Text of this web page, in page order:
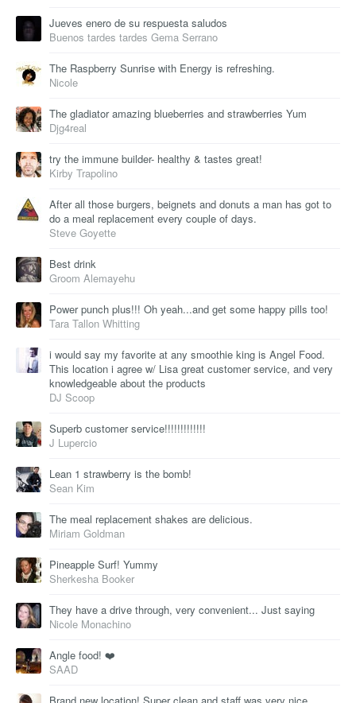
Jueves enero de su respuesta saludos
Buenos tardes tardes Gema Serrano
The Raspberry Sunrise with Energy is refreshing.
Nicole
The gladiator amazing blueberries and strawberries Yum
Djg4real
try the immune builder- healthy & tastes great!
Kirby Trapolino
After all those burgers, beignets and donuts a man has got to
do a meal replacement every couple of days.
Steve Goyette
Best drink
Groom Alemayehu
Power punch plus!!! Oh yeah...and get some happy pills too!
Tara Tallon Whitting
i would say my favorite at any smoothie king is Angel Food.
This location i agree w/ Lisa great customer service, and very
knowledgeable about the products
DJ Scoop
Superb customer service!!!!!!!!!!!!!
J Lupercio
Lean 1 strawberry is the bomb!
Sean Kim
The meal replacement shakes are delicious.
Miriam Goldman
Pineapple Surf! Yummy
Sherkesha Booker
They have a drive through, very convenient... Just saying
Nicole Monachino
Angle food! ❤️
SAAD